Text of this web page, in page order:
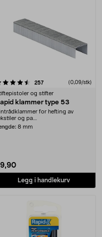
257anmeldelser(0,09/stk)
og stifter
klammer type 53
for hefting av
og pa....
8 mm
Legg i handlekurv